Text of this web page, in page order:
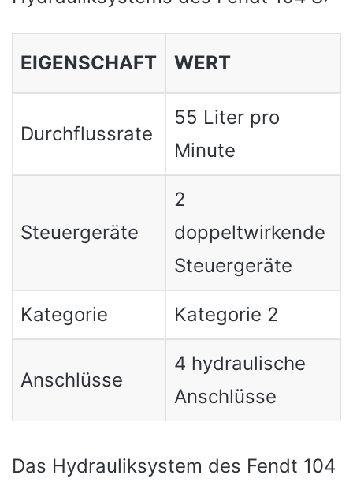
EIGENSCHAFT WERT
Durchflussrate
55 Liter pro
Minute
Steuergeräte
2
doppeltwirkende
Steuergeräte
Kategorie Kategorie 2
Anschlüsse
4 hydraulische
Anschlüsse
Das Hydrauliksystem des Fendt 104